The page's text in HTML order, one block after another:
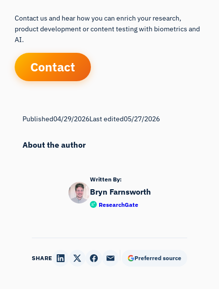
Contact us and hear how you can enrich your research,
product development or content testing with biometrics and
AI.
Contact
Published04/29/2026Last edited05/27/2026
About the author
Written By:
Bryn Farnsworth
ResearchGate
SHARE Preferred source